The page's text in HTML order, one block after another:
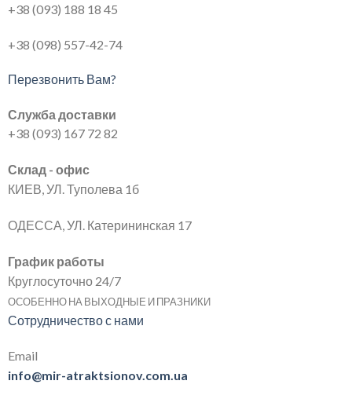
+38 (093) 188 18 45
+38 (098) 557-42-74
Перезвонить Вам?
Служба доставки
+38 (093) 167 72 82
Склад - офис
КИЕВ, УЛ. Туполева 1б
ОДЕССА, УЛ. Катерининская 17
График работы
Круглосуточно 24/7
ОСОБЕННО НА ВЫХОДНЫЕ И ПРАЗНИКИ
Сотрудничество с нами
Email
info@mir-atraktsionov.com.ua